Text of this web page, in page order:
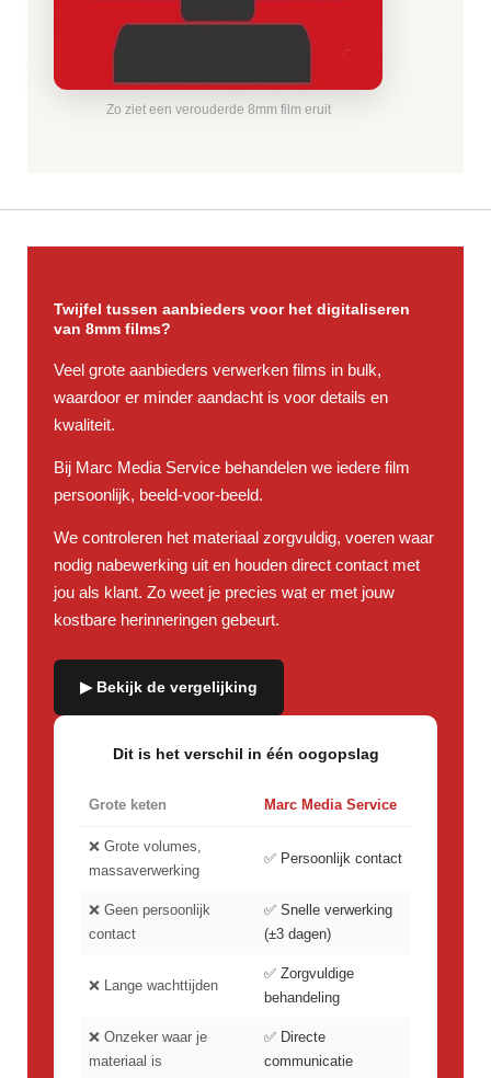
Zo ziet een verouderde 8mm film eruit
Twijfel tussen aanbieders voor het digitaliseren
van 8mm films?
Veel grote aanbieders verwerken films in bulk,
waardoor er minder aandacht is voor details en
kwaliteit.
Bij Marc Media Service behandelen we iedere film
persoonlijk, beeld-voor-beeld.
We controleren het materiaal zorgvuldig, voeren waar
nodig nabewerking uit en houden direct contact met
jou als klant. Zo weet je precies wat er met jouw
kostbare herinneringen gebeurt.
▶ Bekijk de vergelijking
Dit is het verschil in één oogopslag
Grote keten Marc Media Service
❌ Grote volumes,
massaverwerking
✅ Persoonlijk contact
❌ Geen persoonlijk
contact
✅ Snelle verwerking
(±3 dagen)
❌ Lange wachttijden
✅ Zorgvuldige
behandeling
❌ Onzeker waar je
materiaal is
✅ Directe
communicatie